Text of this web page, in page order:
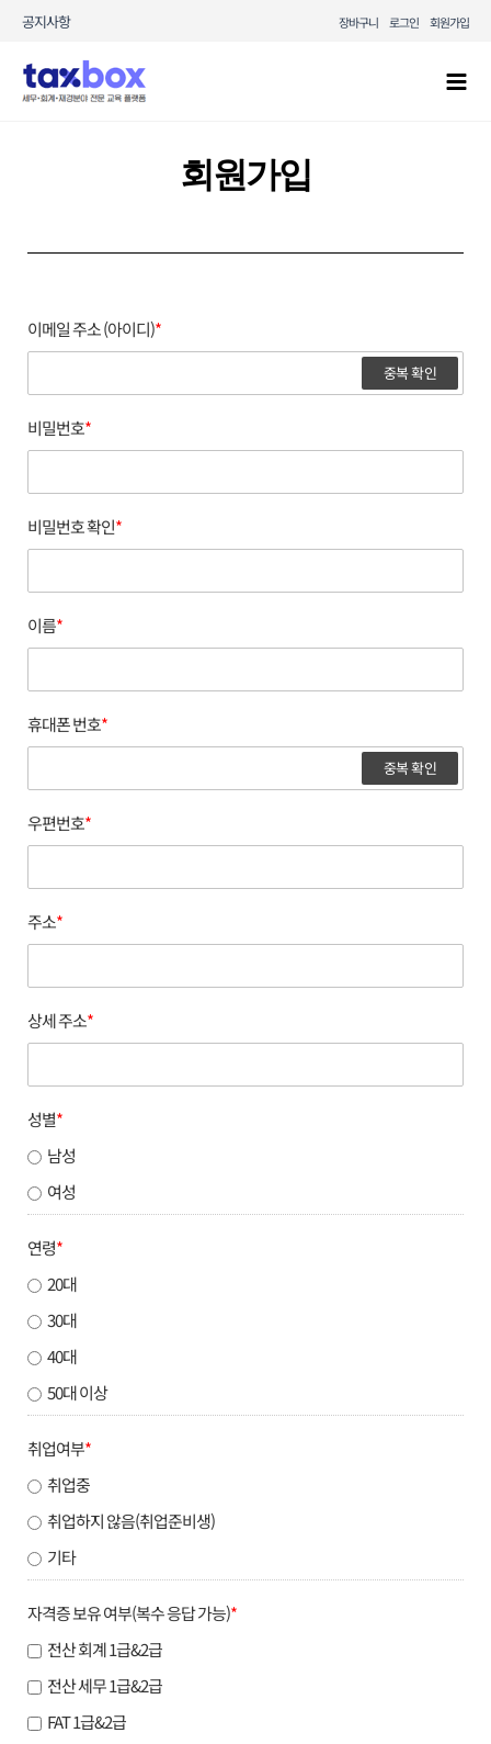
콘텐츠로
공지사항 장바구니 로그인 회원가입
회원가입
이메일 주소 (아이디)*
중복 확인
비밀번호*
비밀번호 확인*
이름*
휴대폰 번호*
중복 확인
우편번호*
주소*
상세 주소*
성별*
남성
여성
연령*
20대
30대
40대
50대 이상
취업여부*
취업중
취업하지 않음(취업준비생)
기타
자격증 보유 여부(복수 응답 가능)*
전산 회계 1급&2급
전산 세무 1급&2급
FAT 1급&2급